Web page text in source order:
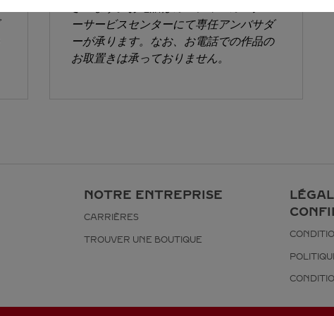
ーサービスセンターにて専任アンバサダ
ーが承ります。なお、お電話での作品の
お取置きは承っておりません。
NOTRE ENTREPRISE
CARRIÈRES
TROUVER UNE BOUTIQUE